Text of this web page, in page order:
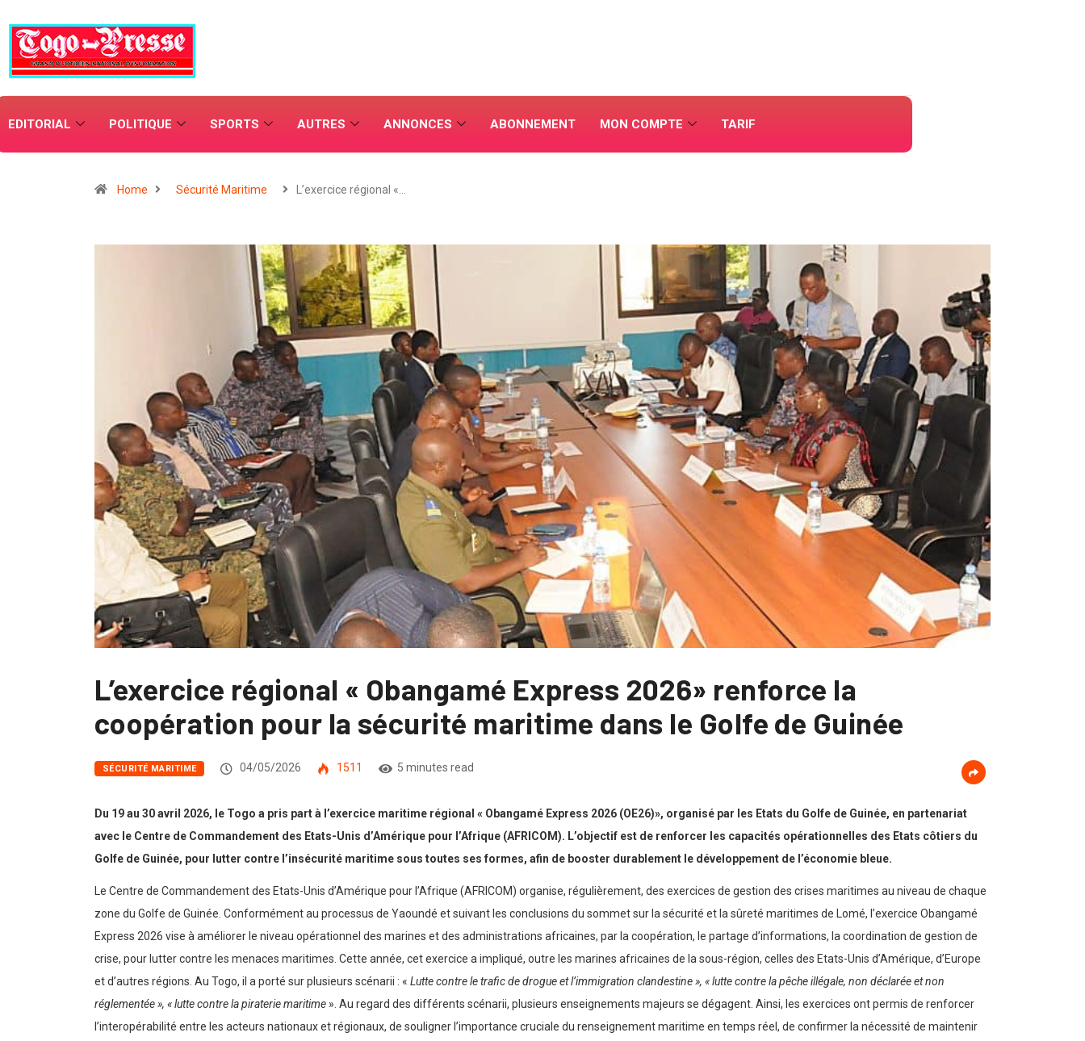
EDITORIAL POLITIQUE SPORTS AUTRES ANNONCES ABONNEMENT MON COMPTE TARIF
Home Sécurité Maritime L’exercice régional «…
L’exercice régional « Obangamé Express 2026» renforce la
coopération pour la sécurité maritime dans le Golfe de Guinée
SÉCURITÉ MARITIME 04/05/2026 1511 5 minutes read
Du 19 au 30 avril 2026, le Togo a pris part à l’exercice maritime régional « Obangamé Express 2026 (OE26)», organisé par les Etats du Golfe de Guinée, en partenariat
avec le Centre de Commandement des Etats-Unis d’Amérique pour l’Afrique (AFRICOM). L’objectif est de renforcer les capacités opérationnelles des Etats côtiers du
Golfe de Guinée, pour lutter contre l’insécurité maritime sous toutes ses formes, afin de booster durablement le développement de l’économie bleue.
Le Centre de Commandement des Etats-Unis d’Amérique pour l’Afrique (AFRICOM) organise, régulièrement, des exercices de gestion des crises maritimes au niveau de chaque
zone du Golfe de Guinée. Conformément au processus de Yaoundé et suivant les conclusions du sommet sur la sécurité et la sûreté maritimes de Lomé, l’exercice Obangamé
Express 2026 vise à améliorer le niveau opérationnel des marines et des administrations africaines, par la coopération, le partage d’informations, la coordination de gestion de
crise, pour lutter contre les menaces maritimes. Cette année, cet exercice a impliqué, outre les marines africaines de la sous-région, celles des Etats-Unis d’Amérique, d’Europe
et d’autres régions. Au Togo, il a porté sur plusieurs scénarii : « Lutte contre le trafic de drogue et l’immigration clandestine », « lutte contre la pêche illégale, non déclarée et non
réglementée », « lutte contre la piraterie maritime ». Au regard des différents scénarii, plusieurs enseignements majeurs se dégagent. Ainsi, les exercices ont permis de renforcer
l’interopérabilité entre les acteurs nationaux et régionaux, de souligner l’importance cruciale du renseignement maritime en temps réel, de confirmer la nécessité de maintenir